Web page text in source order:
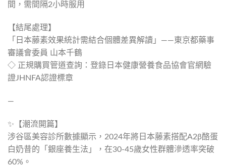
間，需間隔2小時服用
【結尾處理】
「日本藤素效果統計需結合個體差異解讀」——東京都藥事
審議會委員 山本千鶴
◇ 正規購買管道查詢：登錄日本健康營養食品協會官網驗
證JHNFA認證標章
—
✨【潮流開篇】
涉谷區美容診所數據顯示，2024年將日本藤素搭配A2β酪蛋
白奶昔的「銀座養生法」，在30-45歲女性群體滲透率突破
60%。